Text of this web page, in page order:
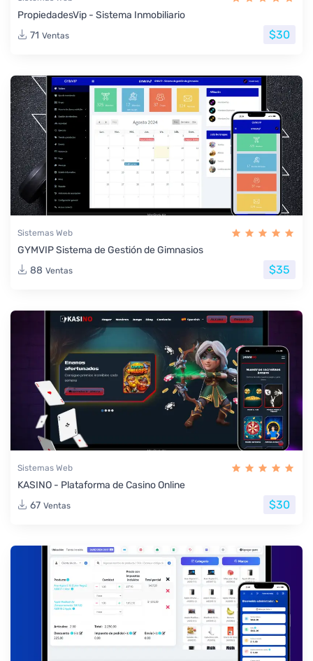
PropiedadesVip - Sistema Inmobiliario
71 Ventas $30
Sistemas Web
GYMVIP Sistema de Gestión de Gimnasios
88 Ventas $35
Sistemas Web
KASINO - Plataforma de Casino Online
67 Ventas $30